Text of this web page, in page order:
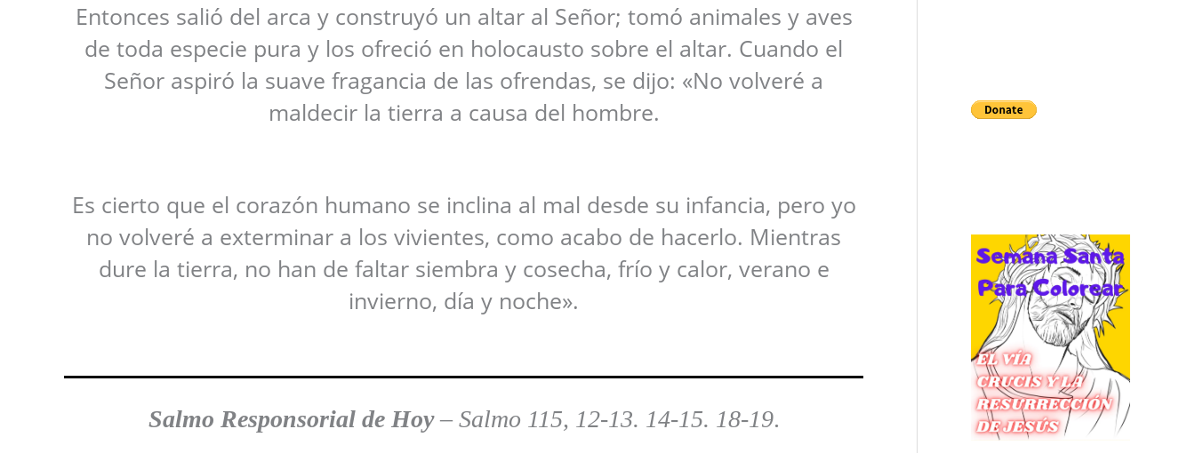
Entonces salió del arca y construyó un altar al Señor; tomó animales y aves
de toda especie pura y los ofreció en holocausto sobre el altar. Cuando el
Señor aspiró la suave fragancia de las ofrendas, se dijo: «No volveré a
maldecir la tierra a causa del hombre.
Es cierto que el corazón humano se inclina al mal desde su infancia, pero yo
no volveré a exterminar a los vivientes, como acabo de hacerlo. Mientras
dure la tierra, no han de faltar siembra y cosecha, frío y calor, verano e
invierno, día y noche».
Salmo Responsorial de Hoy –Salmo 115, 12-13. 14-15. 18-19.